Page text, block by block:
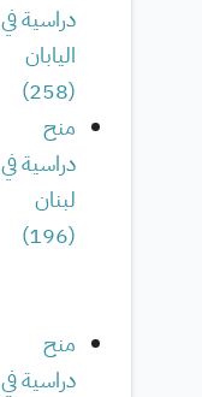
دراسية في
اليابان
(
258
)
منح
دراسية في
لبنان
(
196
)
منح
دراسية في